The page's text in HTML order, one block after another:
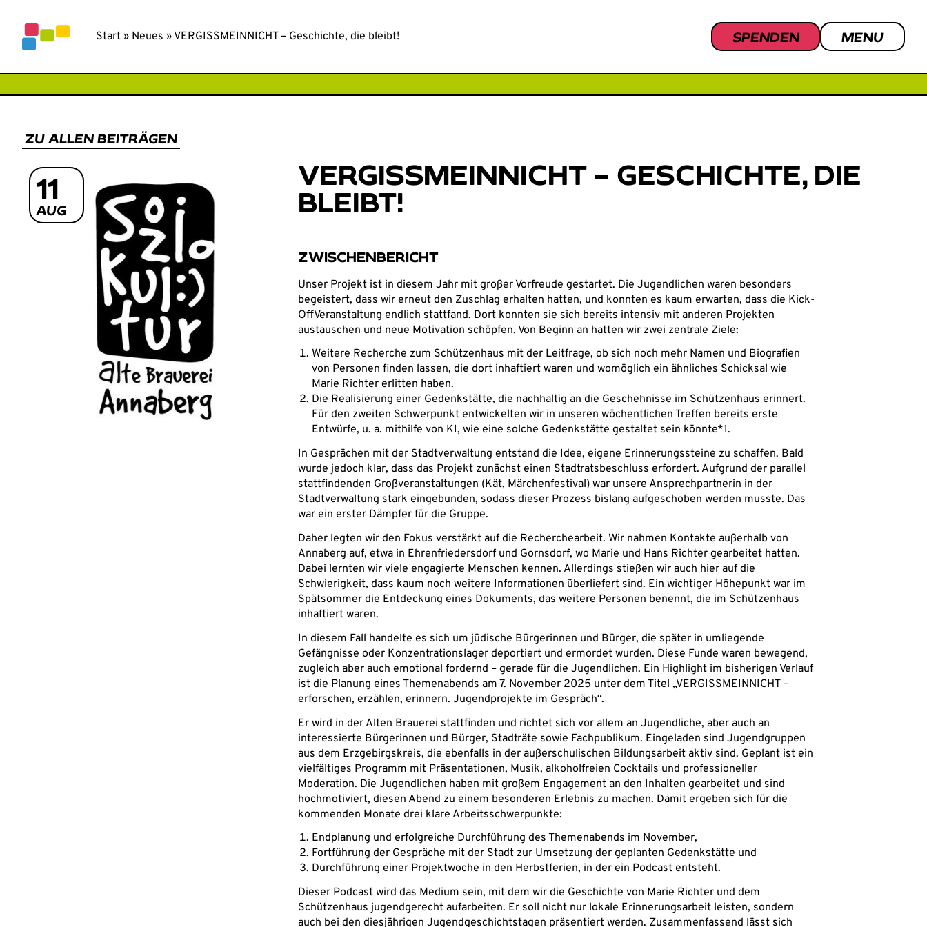
Start» Neues » VERGISSMEINNICHT – Geschichte, die bleibt! SPENDEN MENU
SPURENSUCHE
ZU ALLEN BEITRÄGEN
11
AUG
VERGISSMEINNICHT – GESCHICHTE, DIE
BLEIBT!
ZWISCHENBERICHT
Unser Projekt ist in diesem Jahr mit großer Vorfreude gestartet. Die Jugendlichen waren besonders
begeistert, dass wir erneut den Zuschlag erhalten hatten, und konnten es kaum erwarten, dass die Kick-
OffVeranstaltung endlich stattfand. Dort konnten sie sich bereits intensiv mit anderen Projekten
austauschen und neue Motivation schöpfen. Von Beginn an hatten wir zwei zentrale Ziele:
Weitere Recherche zum Schützenhaus mit der Leitfrage, ob sich noch mehr Namen und Biografien
von Personen finden lassen, die dort inhaftiert waren und womöglich ein ähnliches Schicksal wie
Marie Richter erlitten haben.
Die Realisierung einer Gedenkstätte, die nachhaltig an die Geschehnisse im Schützenhaus erinnert.
Für den zweiten Schwerpunkt entwickelten wir in unseren wöchentlichen Treffen bereits erste
Entwürfe, u. a. mithilfe von KI, wie eine solche Gedenkstätte gestaltet sein könnte*1.
In Gesprächen mit der Stadtverwaltung entstand die Idee, eigene Erinnerungssteine zu schaffen. Bald
wurde jedoch klar, dass das Projekt zunächst einen Stadtratsbeschluss erfordert. Aufgrund der parallel
stattfindenden Großveranstaltungen (Kät, Märchenfestival) war unsere Ansprechpartnerin in der
Stadtverwaltung stark eingebunden, sodass dieser Prozess bislang aufgeschoben werden musste. Das
war ein erster Dämpfer für die Gruppe.
Daher legten wir den Fokus verstärkt auf die Recherchearbeit. Wir nahmen Kontakte außerhalb von
Annaberg auf, etwa in Ehrenfriedersdorf und Gornsdorf, wo Marie und Hans Richter gearbeitet hatten.
Dabei lernten wir viele engagierte Menschen kennen. Allerdings stießen wir auch hier auf die
Schwierigkeit, dass kaum noch weitere Informationen überliefert sind. Ein wichtiger Höhepunkt war im
Spätsommer die Entdeckung eines Dokuments, das weitere Personen benennt, die im Schützenhaus
inhaftiert waren.
In diesem Fall handelte es sich um jüdische Bürgerinnen und Bürger, die später in umliegende
Gefängnisse oder Konzentrationslager deportiert und ermordet wurden. Diese Funde waren bewegend,
zugleich aber auch emotional fordernd – gerade für die Jugendlichen. Ein Highlight im bisherigen Verlauf
ist die Planung eines Themenabends am 7. November 2025 unter dem Titel „VERGISSMEINNICHT –
erforschen, erzählen, erinnern. Jugendprojekte im Gespräch“.
Er wird in der Alten Brauerei stattfinden und richtet sich vor allem an Jugendliche, aber auch an
interessierte Bürgerinnen und Bürger, Stadträte sowie Fachpublikum. Eingeladen sind Jugendgruppen
aus dem Erzgebirgskreis, die ebenfalls in der außerschulischen Bildungsarbeit aktiv sind. Geplant ist ein
vielfältiges Programm mit Präsentationen, Musik, alkoholfreien Cocktails und professioneller
Moderation. Die Jugendlichen haben mit großem Engagement an den Inhalten gearbeitet und sind
hochmotiviert, diesen Abend zu einem besonderen Erlebnis zu machen. Damit ergeben sich für die
kommenden Monate drei klare Arbeitsschwerpunkte:
Endplanung und erfolgreiche Durchführung des Themenabends im November,
Fortführung der Gespräche mit der Stadt zur Umsetzung der geplanten Gedenkstätte und
Durchführung einer Projektwoche in den Herbstferien, in der ein Podcast entsteht.
Dieser Podcast wird das Medium sein, mit dem wir die Geschichte von Marie Richter und dem
Schützenhaus jugendgerecht aufarbeiten. Er soll nicht nur lokale Erinnerungsarbeit leisten, sondern
auch bei den diesjährigen Jugendgeschichtstagen präsentiert werden. Zusammenfassend lässt sich